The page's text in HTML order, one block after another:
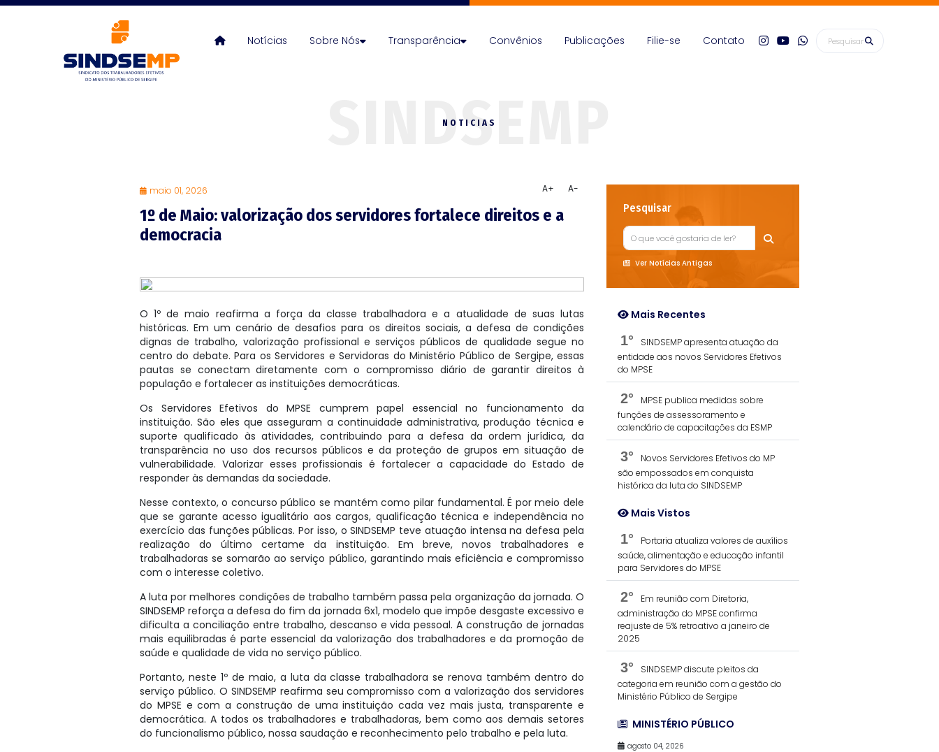
Notícias Sobre Nós Transparência Convênios Publicações Filie-se Contato
NOTICIAS
maio 01, 2026 A+ A-
1º de Maio: valorização dos servidores fortalece direitos e a
democracia
O 1º de maio reafirma a força da classe trabalhadora e a atualidade de suas lutas
históricas. Em um cenário de desafios para os direitos sociais, a defesa de condições
dignas de trabalho, valorização profissional e serviços públicos de qualidade segue no
centro do debate. Para os Servidores e Servidoras do Ministério Público de Sergipe, essas
pautas se conectam diretamente com o compromisso diário de garantir direitos à
população e fortalecer as instituições democráticas.
Os Servidores Efetivos do MPSE cumprem papel essencial no funcionamento da
instituição. São eles que asseguram a continuidade administrativa, produção técnica e
suporte qualificado às atividades, contribuindo para a defesa da ordem jurídica, da
transparência no uso dos recursos públicos e da proteção de grupos em situação de
vulnerabilidade. Valorizar esses profissionais é fortalecer a capacidade do Estado de
responder às demandas da sociedade.
Nesse contexto, o concurso público se mantém como pilar fundamental. É por meio dele
que se garante acesso igualitário aos cargos, qualificação técnica e independência no
exercício das funções públicas. Por isso, o SINDSEMP teve atuação intensa na defesa pela
realização do último certame da instituição. Em breve, novos trabalhadores e
trabalhadoras se somarão ao serviço público, garantindo mais eficiência e compromisso
com o interesse coletivo.
A luta por melhores condições de trabalho também passa pela organização da jornada. O
SINDSEMP reforça a defesa do fim da jornada 6x1, modelo que impõe desgaste excessivo e
dificulta a conciliação entre trabalho, descanso e vida pessoal. A construção de jornadas
mais equilibradas é parte essencial da valorização dos trabalhadores e da promoção de
saúde e qualidade de vida no serviço público.
Portanto, neste 1º de maio, a luta da classe trabalhadora se renova também dentro do
serviço público. O SINDSEMP reafirma seu compromisso com a valorização dos servidores
do MPSE e com a construção de uma instituição cada vez mais justa, transparente e
democrática. A todos os trabalhadores e trabalhadoras, bem como aos demais setores
do funcionalismo público, nossa saudação e reconhecimento pelo trabalho e pela luta.
Pesquisar
Ver Notícias Antigas
Mais Recentes
1°
SINDSEMP apresenta atuação da
entidade aos novos Servidores Efetivos
do MPSE
2°
MPSE publica medidas sobre
funções de assessoramento e
calendário de capacitações da ESMP
3°
Novos Servidores Efetivos do MP
são empossados em conquista
histórica da luta do SINDSEMP
Mais Vistos
1°
Portaria atualiza valores de auxílios
saúde, alimentação e educação infantil
para Servidores do MPSE
2°
Em reunião com Diretoria,
administração do MPSE confirma
reajuste de 5% retroativo a janeiro de
2025
3°
SINDSEMP discute pleitos da
categoria em reunião com a gestão do
Ministério Público de Sergipe
MINISTÉRIO PÚBLICO
agosto 04, 2026